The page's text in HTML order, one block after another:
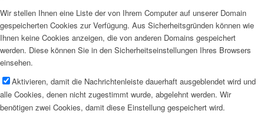
Wir stellen Ihnen eine Liste der von Ihrem Computer auf unserer Domain
gespeicherten Cookies zur Verfügung. Aus Sicherheitsgründen können wie
Ihnen keine Cookies anzeigen, die von anderen Domains gespeichert
werden. Diese können Sie in den Sicherheitseinstellungen Ihres Browsers
einsehen.
Aktivieren, damit die Nachrichtenleiste dauerhaft ausgeblendet wird und
alle Cookies, denen nicht zugestimmt wurde, abgelehnt werden. Wir
benötigen zwei Cookies, damit diese Einstellung gespeichert wird.